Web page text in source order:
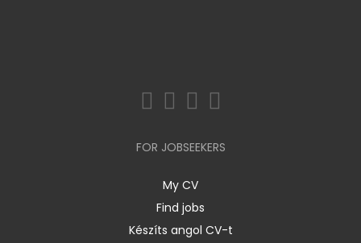
FOR JOBSEEKERS
My CV
Find jobs
Készíts angol CV-t